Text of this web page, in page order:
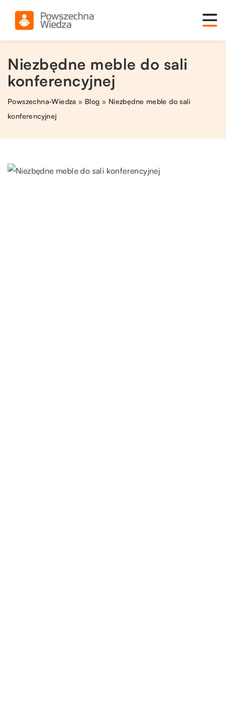
Niezbędne meble do sali
konferencyjnej
Powszechna-Wiedza » Blog » Niezbędne meble do sali
konferencyjnej